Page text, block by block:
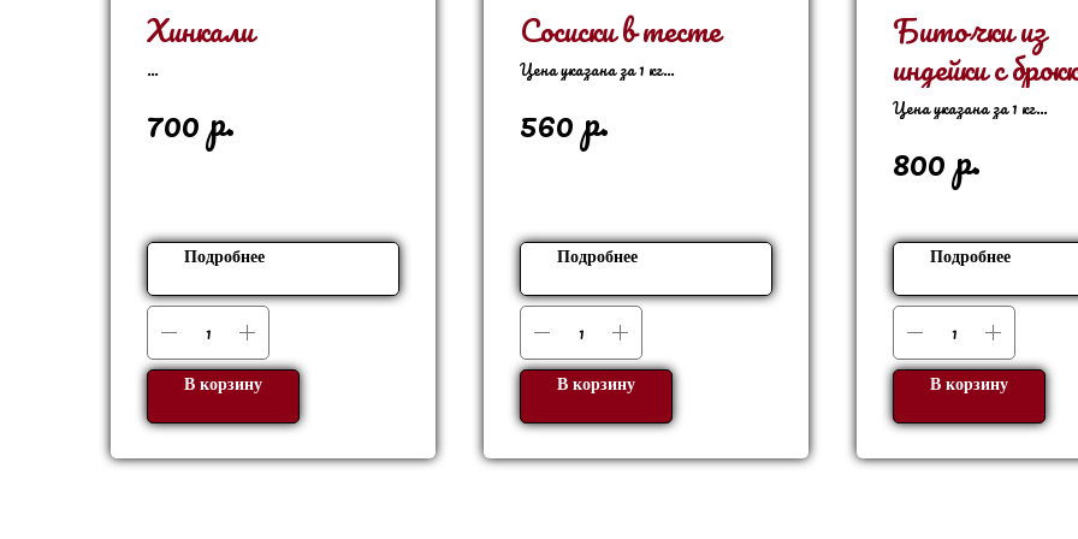
Хинкали
1 кг - 12 штук
700р.
Подробнее
В корзину
Сосиски в тесте
Цена указана за 1 кг
560р.
Подробнее
В корзину
Биточки из
индейки с
Цена указана за 1 кг
800р.
Подробнее
В корзину